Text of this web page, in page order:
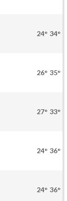
24° 34°
26° 35°
27° 33°
24° 36°
24° 36°